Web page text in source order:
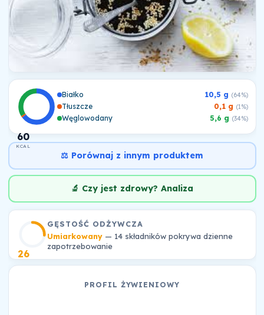
60
KCAL
Białko 10,5 g (64%)
Tłuszcze 0,1 g (1%)
Węglowodany 5,6 g (34%)
⚖️ Porównaj z innym produktem
🔬 Czy jest zdrowy? Analiza
26
GĘSTOŚĆ ODŻYWCZA
Umiarkowany— 14 składników pokrywa dzienne
zapotrzebowanie
PROFIL ŻYWIENIOWY